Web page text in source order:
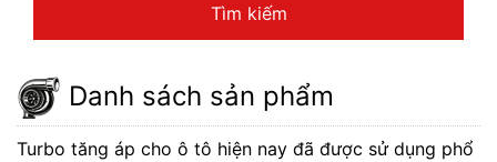
Tìm kiếm
Danh sách sản phẩm
Turbo tăng áp cho ô tô hiện nay đã được sử dụng phổ